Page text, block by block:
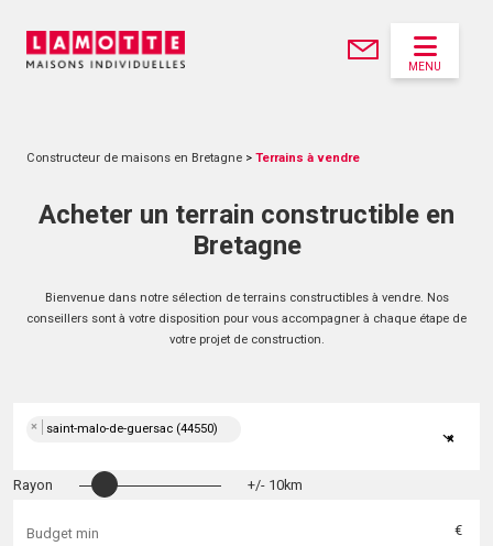
MENU
Constructeur de maisons en Bretagne > Terrains à vendre
Acheter un terrain constructible en
Bretagne
Bienvenue dans notre sélection de terrains constructibles à vendre. Nos
conseillers sont à votre disposition pour vous accompagner à chaque étape de
votre projet de construction.
×
× saint-malo-de-guersac (44550)
Rayon +/- 10km
€